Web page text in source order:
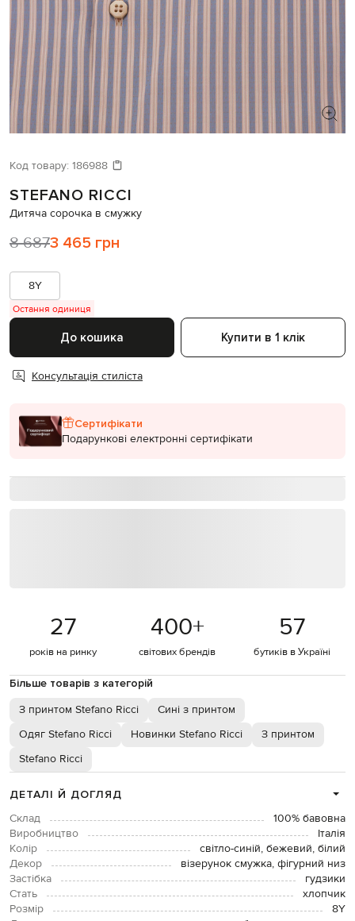
Код товару: 186988
STEFANO RICCI
Дитяча сорочка в смужку
8 6873 465 грн
8Y
Остання одиниця
До кошика Купити в 1 клік
Консультація стиліста
Сертифікати
Подарункові електронні сертифікати
27
років на ринку
400+
світових брендів
57
бутиків в Україні
Більше товарів з категорій
З принтом Stefano Ricci
Сині з принтом
Одяг Stefano Ricci
Новинки Stefano Ricci
З принтом
Stefano Ricci
ДЕТАЛІ Й ДОГЛЯД
Склад
100% бавовна
Виробництво
Італія
Колір
світло-синій, бежевий, білий
Декор
візерунок смужка, фігурний низ
Застібка
гудзики
Стать
хлопчик
Розмір
8Y